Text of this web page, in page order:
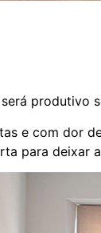
produtivo
e com dor
para deixar